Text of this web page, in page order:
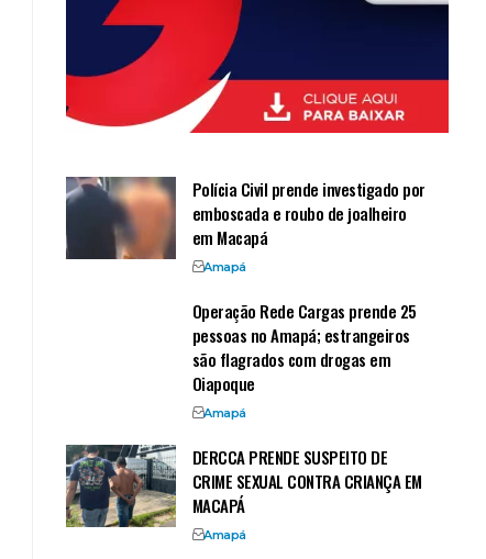
Polícia Civil prende investigado por
emboscada e roubo de joalheiro
em Macapá
Amapá
Operação Rede Cargas prende 25
pessoas no Amapá; estrangeiros
são flagrados com drogas em
Oiapoque
Amapá
DERCCA PRENDE SUSPEITO DE
CRIME SEXUAL CONTRA CRIANÇA EM
MACAPÁ
Amapá